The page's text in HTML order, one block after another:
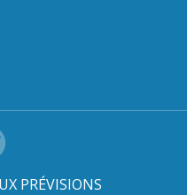
PRÉVISIONS